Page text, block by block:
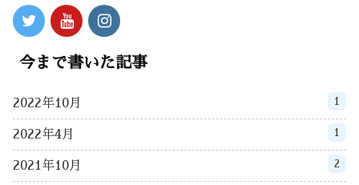
今まで書いた記事
2022年10月 1
2022年4月 1
2021年10月 2